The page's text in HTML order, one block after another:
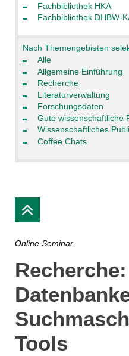
Fachbibliothek HKA
Fachbibliothek DHBW-
Nach Themengebieten
Alle
Allgemeine Einführung
Recherche
Literaturverwaltung
Forschungsdaten
Gute wissenschaftliche
Wissenschaftliches
Coffee Chats
Online Seminar
Recherche:
Tools